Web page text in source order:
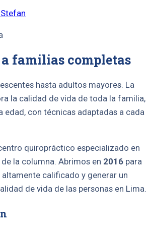
familias completas
hasta adultos mayores. La
la calidad de vida de toda la familia,
edad, con técnicas adaptadas a cada
quiropráctico especializado en
la columna. Abrimos en 2016 para
calificado y generar un
de vida de las personas en Lima.